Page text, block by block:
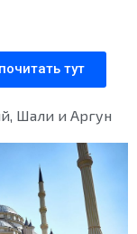
тут
Шали и Аргун